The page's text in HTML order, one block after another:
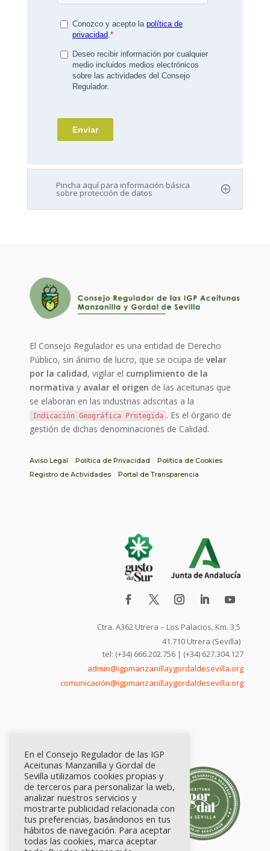
Pincha aquí para información básica
sobre protección de datos
El Consejo Regulador es una entidad de Derecho
Público, sin ánimo de lucro, que se ocupa develar
por la calidad, vigilar el cumplimiento de la
normativa y avalar el origen de las aceitunas que
se elaboran en las industrias adscritas a la
Indicación Geográfica Protegida . Es el órgano de
gestión de dichas denominaciones de Calidad.
Aviso Legal Política de Privacidad
Política de Cookies
Registro de Actividades
Portal de Transparencia
Ctra. A362 Utrera – Los Palacios, Km. 3,5
41.710 Utrera (Sevilla)
tel: (+34) 666.202.756 | (+34) 627.304.127
admin@igpmanzanillaygordaldesevilla.org
comunicación@igpmanzanillaygordaldesevilla.org
En el Consejo Regulador de las IGP
Aceitunas Manzanilla y Gordal de
Sevilla utilizamos cookies propias y
de terceros para personalizar la web,
analizar nuestros servicios y
mostrarte publicidad relacionada con
tus preferencias, basándonos en tus
hábitos de navegación. Para aceptar
todas las cookies, marca aceptar